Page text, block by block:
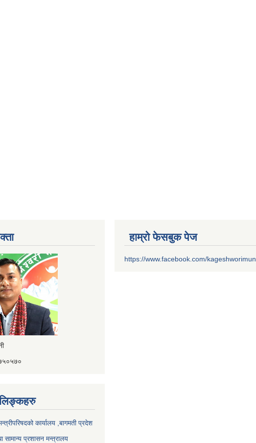
लिङ्कहरु
कार्यालय ,बागमती प्रदेश
सामान्य प्रशासन मन्त्रालय
हाम्रो फेसबुक पेज
https://www.facebook.com/kageshworimun